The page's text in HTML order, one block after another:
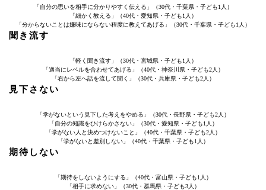
「自分の思いを相手に分かりやすく伝える」（30代・千葉県・子ども1人）
「細かく教える」（40代・愛知県・子ども1人）
「分からないことは嫌味にならない程度に教えてあげる」（30代・千葉県・子ども1人）
聞き流す
「軽く聞き流す」（30代・宮城県・子ども1人）
「適当にレベルを合わせてあげる」（40代・神奈川県・子ども2人）
「右から左へ話を流して聞く」（30代・兵庫県・子ども2人）
見下さない
「学がないという見下した考えをやめる」（30代・長野県・子ども2人）
「自分の知識をひけらかさない」（30代・愛知県・子ども1人）
「学がない人と決めつけないこと」（40代・千葉県・子ども2人）
「学がないと差別しない」（40代・千葉県・子ども1人）
期待しない
「期待をしないようにする」（40代・富山県・子ども1人）
「相手に求めない」（30代・群馬県・子ども3人）